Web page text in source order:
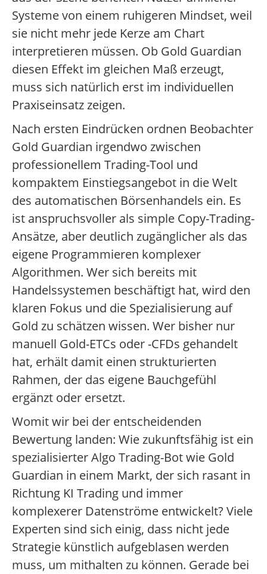
Systeme von einem ruhigeren Mindset, weil
sie nicht mehr jede Kerze am Chart
interpretieren müssen. Ob Gold Guardian
diesen Effekt im gleichen Maß erzeugt,
muss sich natürlich erst im individuellen
Praxiseinsatz zeigen.
Nach ersten Eindrücken ordnen Beobachter
Gold Guardian irgendwo zwischen
professionellem Trading-Tool und
kompaktem Einstiegsangebot in die Welt
des automatischen Börsenhandels ein. Es
ist anspruchsvoller als simple Copy-Trading-
Ansätze, aber deutlich zugänglicher als das
eigene Programmieren komplexer
Algorithmen. Wer sich bereits mit
Handelssystemen beschäftigt hat, wird den
klaren Fokus und die Spezialisierung auf
Gold zu schätzen wissen. Wer bisher nur
manuell Gold-ETCs oder -CFDs gehandelt
hat, erhält damit einen strukturierten
Rahmen, der das eigene Bauchgefühl
ergänzt oder ersetzt.
Womit wir bei der entscheidenden
Bewertung landen: Wie zukunftsfähig ist ein
spezialisierter Algo Trading-Bot wie Gold
Guardian in einem Markt, der sich rasant in
Richtung KI Trading und immer
komplexerer Datenströme entwickelt? Viele
Experten sind sich einig, dass nicht jede
Strategie künstlich aufgeblasen werden
muss, um mithalten zu können. Gerade bei